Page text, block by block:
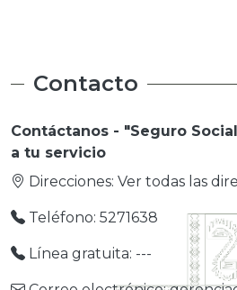
Contacto
Contáctanos - "Seguro
a tu servicio
Direcciones: Ver todas las
Teléfono: 5271638
Línea gratuita: ---